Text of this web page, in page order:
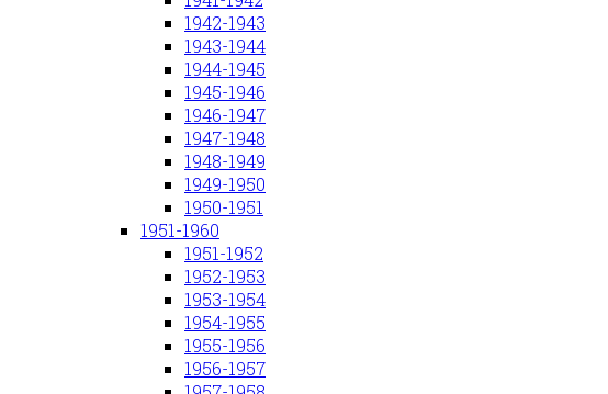
1942-1943
1943-1944
1944-1945
1945-1946
1946-1947
1947-1948
1948-1949
1949-1950
1950-1951
1951-1960
1951-1952
1952-1953
1953-1954
1954-1955
1955-1956
1956-1957